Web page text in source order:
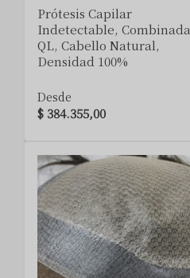
Prótesis Capilar
Indetectable, Combinada
QL, Cabello Natural,
Densidad 100%
Desde
$ 384.355,00